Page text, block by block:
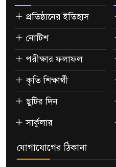
প্রতিষ্ঠানের ইতিহাস
নোটিশ
পরীক্ষার ফলাফল
কৃতি শিক্ষার্থী
ছুটির দিন
সার্কুলার
যোগাযোগের ঠিকানা